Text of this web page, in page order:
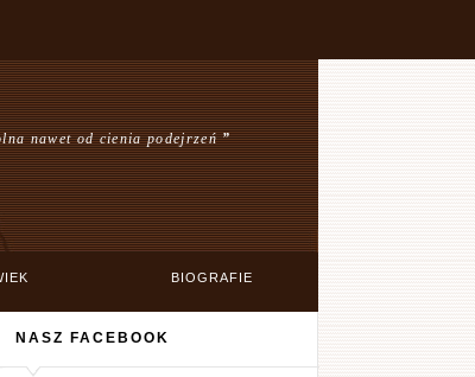
nawet od cienia podejrzeń”
BIOGRAFIE
NASZ FACEBOOK